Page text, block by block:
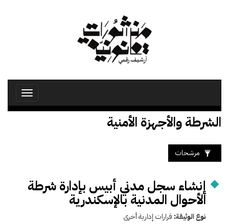
Toggle
الشرطة والأجهزة الأمنية
مرشحات
إنشاء سجل مدني أبيس بإدارة شرطة
الأحوال المدنية بالإسكندرية
نوع الوثيقة: قرارات إدارية أخرى